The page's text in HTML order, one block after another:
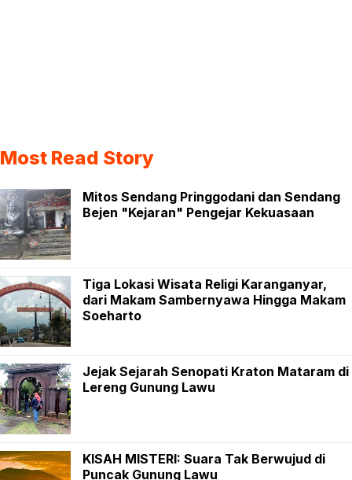
Most Read Story
Mitos Sendang Pringgodani dan Sendang
Bejen "Kejaran" Pengejar Kekuasaan
Tiga Lokasi Wisata Religi Karanganyar,
dari Makam Sambernyawa Hingga Makam
Soeharto
Jejak Sejarah Senopati Kraton Mataram di
Lereng Gunung Lawu
KISAH MISTERI: Suara Tak Berwujud di
Puncak Gunung Lawu